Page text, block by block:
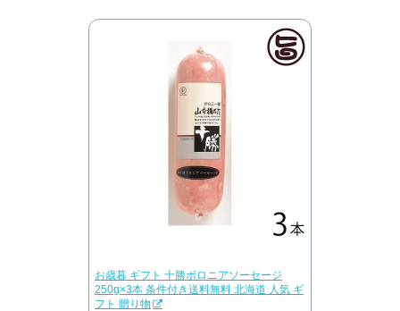
お歳暮 ギフト 十勝ボロニアソーセージ
250g×3本 条件付き送料無料 北海道 人気 ギ
フト 贈り物